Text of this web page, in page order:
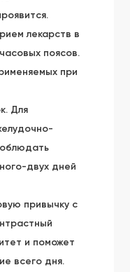
лекарств в
поясов.
при
Для
двух дней
привычку с
и поможет
всего дня.